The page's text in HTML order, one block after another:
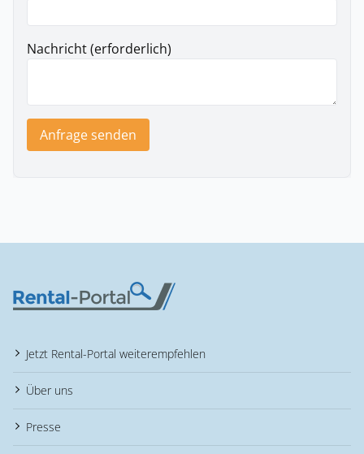
Nachricht (erforderlich)
Anfrage senden
Jetzt Rental-Portal weiterempfehlen
Über uns
Presse